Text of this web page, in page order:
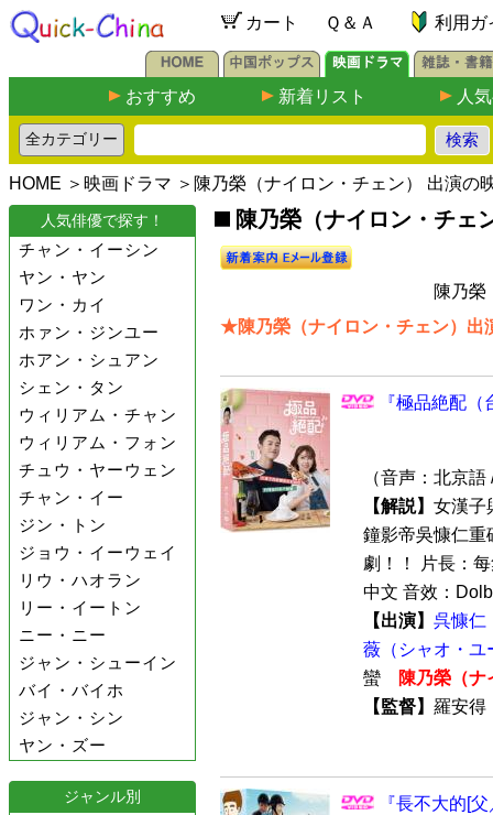
カート Ｑ＆Ａ 利用ガ
おすすめ 新着リスト 人
HOME ＞ 映画ドラマ ＞陳乃榮（ナイロン・チェン） 出演の
人気俳優で探す！
チャン・イーシン
ヤン・ヤン
ワン・カイ
ホァン・ジンユー
ホアン・シュアン
シェン・タン
ウィリアム・チャン
ウィリアム・フォン
チュウ・ヤーウェン
チャン・イー
ジン・トン
ジョウ・イーウェイ
リウ・ハオラン
リー・イートン
ニー・ニー
ジャン・シューイン
バイ・バイホ
ジャン・シン
ヤン・ズー
ジャンル別
陳乃榮（ナイロン・チェ
陳乃榮
★陳乃榮（ナイロン・チェン）出
『極品絶配
（音声：北京
【解説】 女漢子
鐘影帝吳慷仁重
劇！！ 片長：
中文 音效：
【出演】 呉慷仁
薇（シャオ・ユ
蠻
陳乃榮（ナ
【監督】 羅安
『長不大的[